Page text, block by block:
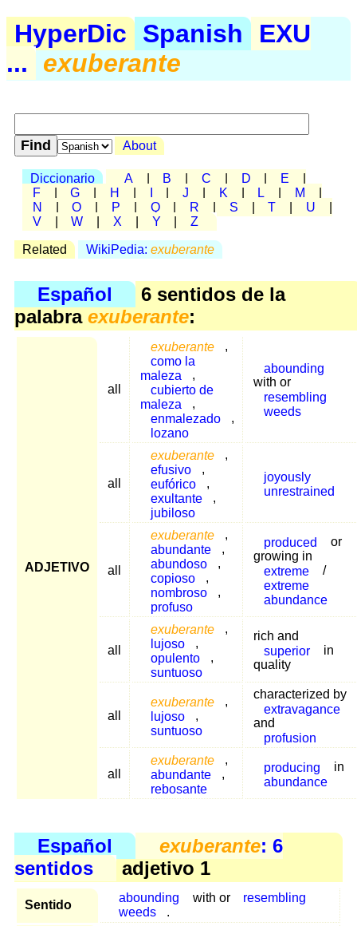
HyperDic Spanish
EXU
...
exuberante
About
Diccionario A B C D E
F
G H J K L M
N
O P Q R S T U
V
W X Y Z
Related WikiPedia: exuberante
Español
6 sentidos de la
palabra exuberante:
ADJETIVO
all
exuberante
,
como la
maleza
,
cubierto de
maleza
,
enmalezado
,
lozano
abounding
with or
resembling
weeds
all
exuberante
,
efusivo
,
eufórico
,
exultante
,
jubiloso
joyously
unrestrained
all
exuberante
,
abundante
,
abundoso
,
copioso
,
nombroso
,
profuso
produced
or
growing in
extreme
/
extreme
abundance
all
exuberante
,
lujoso
,
opulento
,
suntuoso
rich and
superior
in
quality
all
exuberante
,
lujoso
,
suntuoso
characterized by
extravagance
and
profusion
all
exuberante
,
abundante
,
rebosante
producing
in
abundance
Español exuberante: 6
sentidos
adjetivo 1
Sentido
abounding with or
resembling
weeds
.